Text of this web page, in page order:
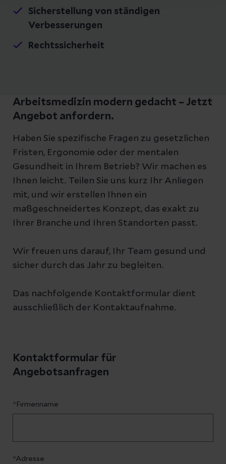
Sicherstellung von ständigen
Verbesserungen
Rechtssicherheit
Arbeitsmedizin modern gedacht – Jetzt
Angebot anfordern.
Haben Sie spezifische Fragen zu gesetzlichen
Fristen, Ergonomie oder der mentalen
Gesundheit in Ihrem Betrieb? Wir machen es
Ihnen leicht. Teilen Sie uns kurz Ihr Anliegen
mit, und wir erstellen Ihnen ein
maßgeschneidertes Konzept, das exakt zu
Ihrer Branche und Ihren Standorten passt.
Wir freuen uns darauf, Ihr Team gesund und
sicher durch das Jahr zu begleiten.
Das nachfolgende Kontaktformular dient
ausschließlich der Kontaktaufnahme.
Kontaktformular für
Angebotsanfragen
*Firmenname
*Adresse